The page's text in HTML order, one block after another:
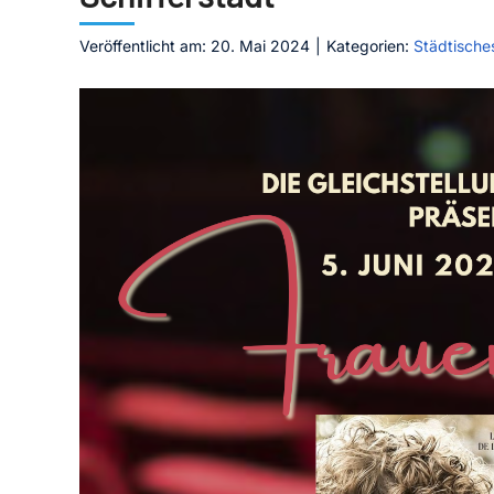
Veröffentlicht am: 20. Mai 2024 Kategorien: